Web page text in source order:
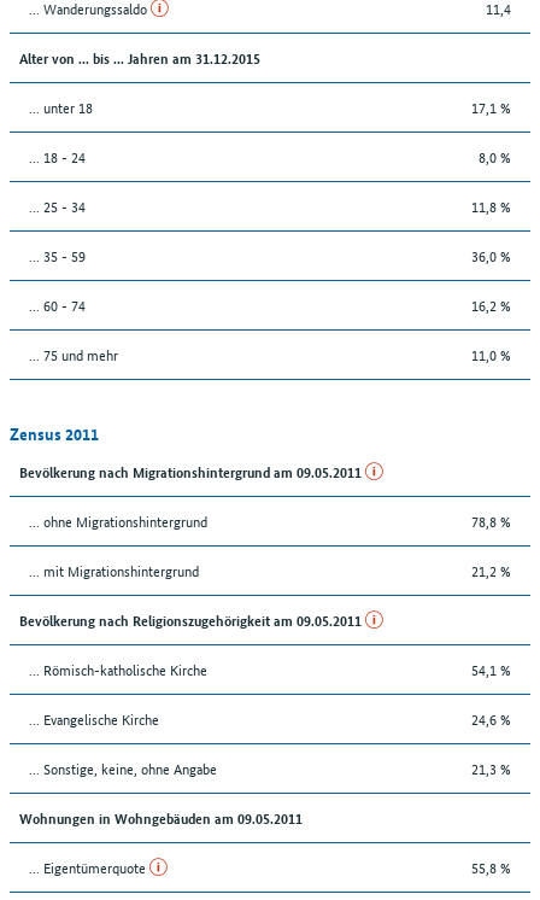
... Wanderungssaldo 11,4
Alter von ... bis ... Jahren am 31.12.2015
... unter 18 17,1 %
... 18 - 24 8,0 %
... 25 - 34 11,8 %
... 35 - 59 36,0 %
... 60 - 74 16,2 %
... 75 und mehr 11,0 %
Zensus 2011
Bevölkerung nach Migrationshintergrund am 09.05.2011
... ohne Migrationshintergrund 78,8 %
... mit Migrationshintergrund 21,2 %
Bevölkerung nach Religionszugehörigkeit am 09.05.2011
... Römisch-katholische Kirche 54,1 %
... Evangelische Kirche 24,6 %
... Sonstige, keine, ohne Angabe 21,3 %
Wohnungen in Wohngebäuden am 09.05.2011
... Eigentümerquote 55,8 %